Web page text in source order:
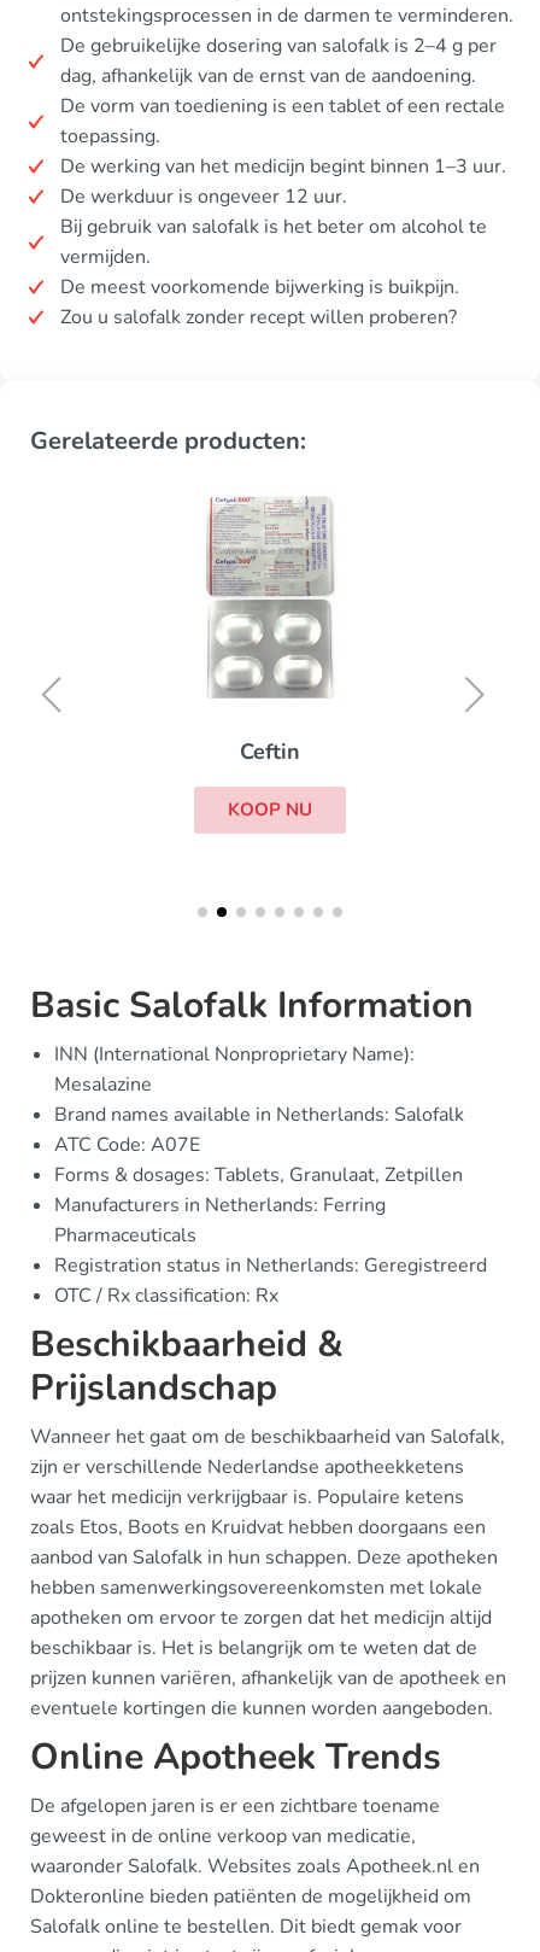
ontstekingsprocessen in de darmen te verminderen.
De gebruikelijke dosering van salofalk is 2–4 g per
dag, afhankelijk van de ernst van de aandoening.
De vorm van toediening is een tablet of een rectale
toepassing.
De werking van het medicijn begint binnen 1–3 uur.
De werkduur is ongeveer 12 uur.
Bij gebruik van salofalk is het beter om alcohol te
vermijden.
De meest voorkomende bijwerking is buikpijn.
Zou u salofalk zonder recept willen proberen?
Gerelateerde producten:
Ceftin
KOOP NU
Basic Salofalk Information
INN (International Nonproprietary Name):
Mesalazine
Brand names available in Netherlands: Salofalk
ATC Code: A07E
Forms & dosages: Tablets, Granulaat, Zetpillen
Manufacturers in Netherlands: Ferring
Pharmaceuticals
Registration status in Netherlands: Geregistreerd
OTC / Rx classification: Rx
Beschikbaarheid &
Prijslandschap
Wanneer het gaat om de beschikbaarheid van Salofalk,
zijn er verschillende Nederlandse apotheekketens
waar het medicijn verkrijgbaar is. Populaire ketens
zoals Etos, Boots en Kruidvat hebben doorgaans een
aanbod van Salofalk in hun schappen. Deze apotheken
hebben samenwerkingsovereenkomsten met lokale
apotheken om ervoor te zorgen dat het medicijn altijd
beschikbaar is. Het is belangrijk om te weten dat de
prijzen kunnen variëren, afhankelijk van de apotheek en
eventuele kortingen die kunnen worden aangeboden.
Online Apotheek Trends
De afgelopen jaren is er een zichtbare toename
geweest in de online verkoop van medicatie,
waaronder Salofalk. Websites zoals Apotheek.nl en
Dokteronline bieden patiënten de mogelijkheid om
Salofalk online te bestellen. Dit biedt gemak voor